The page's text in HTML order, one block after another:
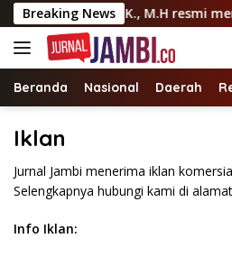
Langsung
ke
konten
Breaking News
H. Siregar, S.I.K., M.H resmi
Beranda Nasional Daerah
Iklan
Jurnal Jambi menerima iklan
Selengkapnya hubungi kami di
Info Iklan: